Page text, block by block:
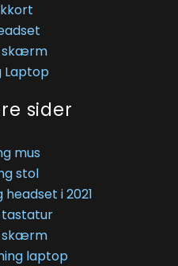
skærm
Laptop
sider
mus
stol
i 2021
tastatur
skærm
laptop